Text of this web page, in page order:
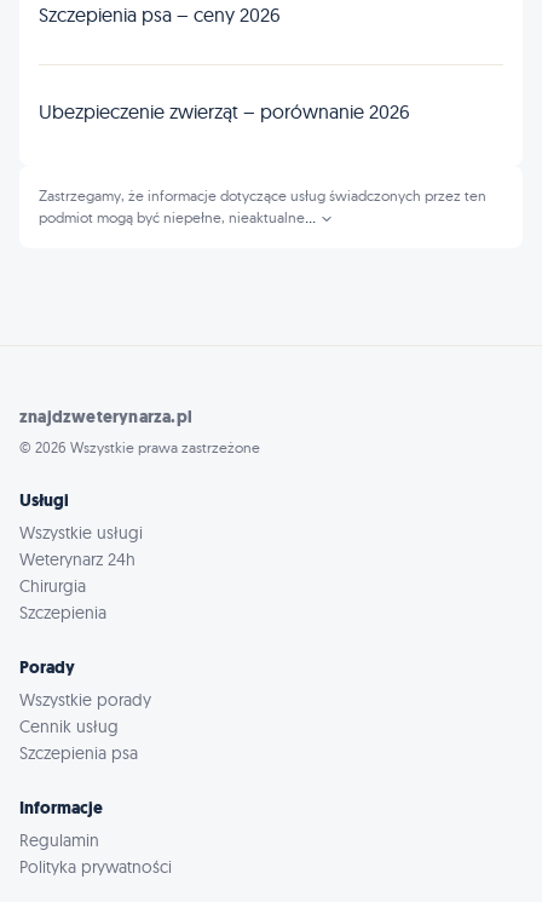
Szczepienia psa – ceny 2026
Ubezpieczenie zwierząt – porównanie 2026
Zastrzegamy, że informacje dotyczące usług świadczonych przez ten
podmiot mogą być niepełne, nieaktualne
znajdzweterynarza.pl
© 2026 Wszystkie prawa zastrzeżone
Usługi
Wszystkie usługi
Weterynarz 24h
Chirurgia
Szczepienia
Porady
Wszystkie porady
Cennik usług
Szczepienia psa
Informacje
Regulamin
Polityka prywatności